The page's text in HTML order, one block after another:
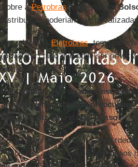
Sobre aPetrobras, o presidente
distribuição poderiam ser
Em relação à Eletrobras, tem que
(privatizar) tudo que pode ser
dúvida nisso aí.
Houve uma série de
artistas demonstrando
que o sr. diz em relação a isso?
Eu acho que isso é choro de
tempo não admite um dos princípios